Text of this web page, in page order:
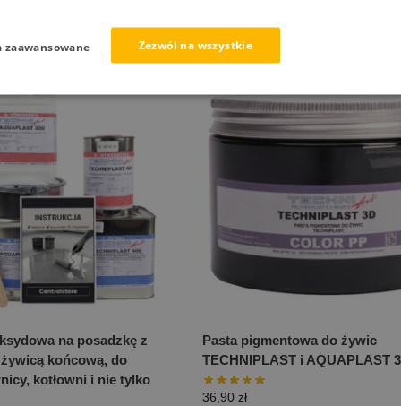
na posadzkę z
końcową, do
kotłowni i nie tylko
Pasta pigmentowa do żywic
TECHNIPLAST i AQUAPLAST
36,90 zł
Zezwól na wszystkie